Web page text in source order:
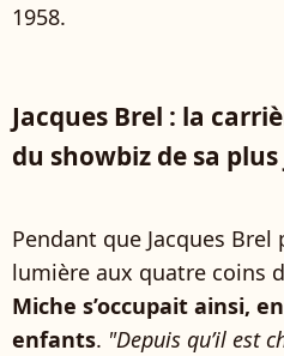
1958.
Jacques Brel : la
du showbiz de sa
Pendant que Jacques
lumière aux quatre coins
Miche s’occupait ainsi,
enfants. "Depuis qu’il est